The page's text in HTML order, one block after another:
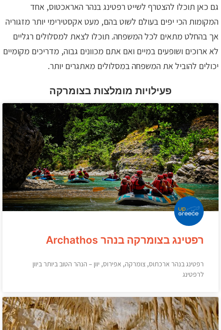
גם כאן תוכלו להצטרף לשייט רפטינג בנהר האראכטוס, אחד
המקומות הכי יפים בעולם לשוט בהם, מעט אקסטירימי יותר מזגוריה
אך בהחלט מתאים לכל המשפחה. תוכלו לצאת למסלולים רגליים
לא ארוכים ושופעים במיים ואם אתם מכוונים גבוה, מדריכים מקומיים
יכולים להוביל את המשפחה במסלולים מאתגרים יותר.
פעילויות מומלצות בצומרקה
רפטינג בצומרקה בנהר Archathos
רפטינג בנהר ארכתוס, צומרקה, אפירוס, יוון – הנהר הטוב ביותר ביוון
לרפטינג